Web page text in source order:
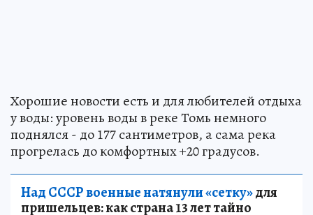
Хорошие новости есть и для любителей отдыха
у воды: уровень воды в реке Томь немного
поднялся - до 177 сантиметров, а сама река
прогрелась до комфортных +20 градусов.
Над СССР военные натянули «сетку»для
пришельцев: как страна 13 лет тайно